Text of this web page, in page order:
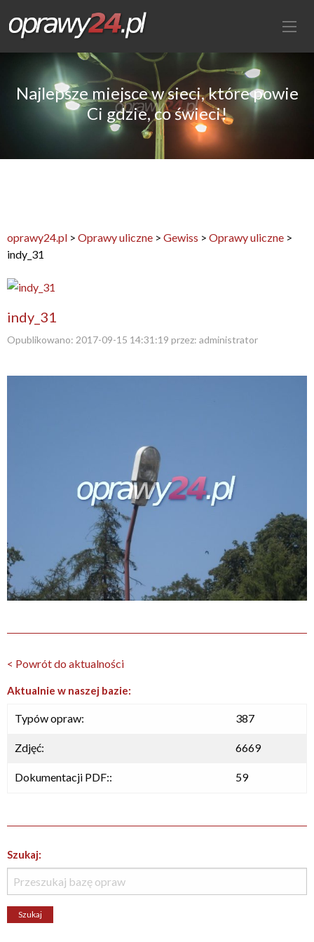
Najlepsze miejsce w sieci, które powie
Ci gdzie, co świeci!
oprawy24.pl > Oprawy uliczne > Gewiss > Oprawy uliczne >
indy_31
indy_31
Opublikowano: 2017-09-15 14:31:19 przez: administrator
< Powrót do aktualności
Aktualnie w naszej bazie:
Typów opraw: 387
Zdjęć: 6669
Dokumentacji PDF:: 59
Szukaj: